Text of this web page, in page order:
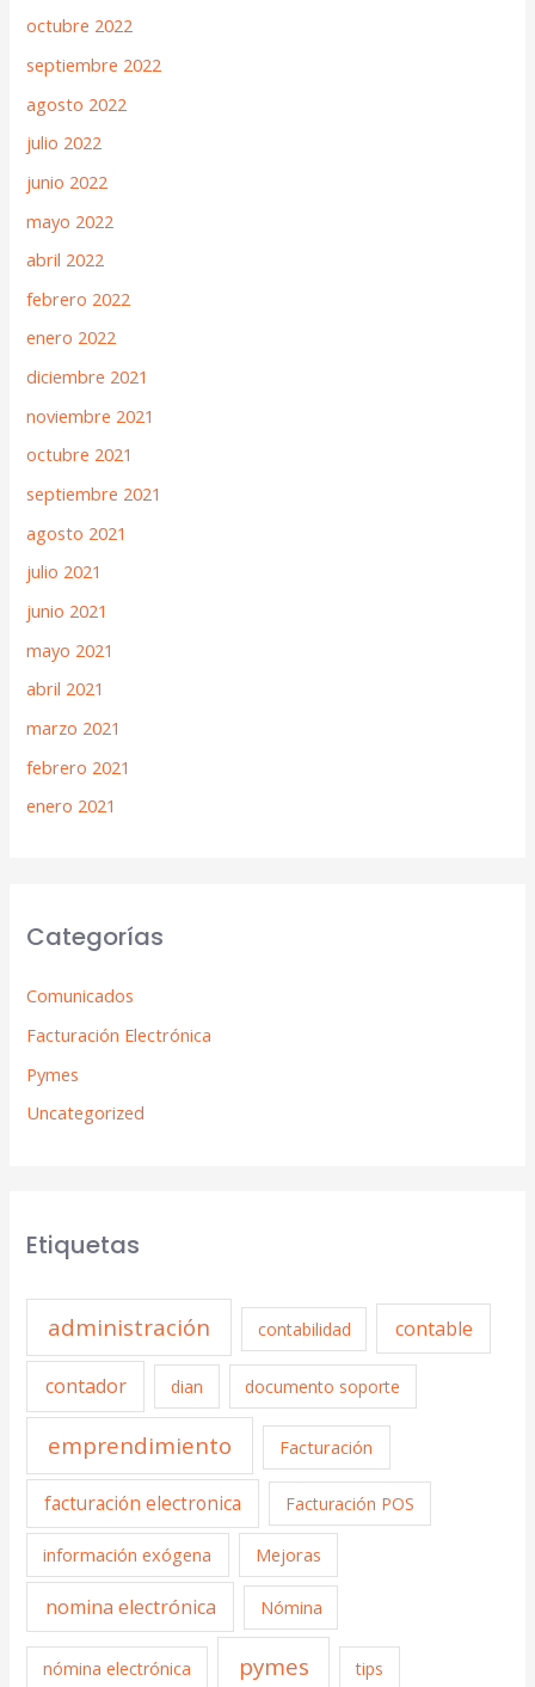
octubre 2022
septiembre 2022
agosto 2022
julio 2022
junio 2022
mayo 2022
abril 2022
febrero 2022
enero 2022
diciembre 2021
noviembre 2021
octubre 2021
septiembre 2021
agosto 2021
julio 2021
junio 2021
mayo 2021
abril 2021
marzo 2021
febrero 2021
enero 2021
Categorías
Comunicados
Facturación Electrónica
Pymes
Uncategorized
Etiquetas
administración contabilidad contable
contador dian documento soporte
emprendimiento Facturación
facturación electronica Facturación POS
información exógena Mejoras
nomina electrónica Nómina
nómina electrónica pymes tips